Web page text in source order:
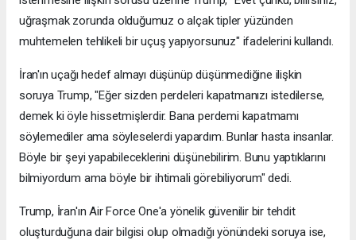
uğraşmak zorunda olduğumuz o alçak tipler yüzünden
muhtemelen tehlikeli bir uçuş yapıyorsunuz" ifadelerini kullandı.
İran'ın uçağı hedef almayı düşünüp düşünmediğine ilişkin
soruya Trump, "Eğer sizden perdeleri kapatmanızı istedilerse,
demek ki öyle hissetmişlerdir. Bana perdemi kapatmamı
söylemediler ama söyleselerdi yapardım. Bunlar hasta insanlar.
Böyle bir şeyi yapabileceklerini düşünebilirim. Bunu yaptıklarını
bilmiyordum ama böyle bir ihtimali görebiliyorum" dedi.
Trump, İran'ın Air Force One'a yönelik güvenilir bir tehdit
oluşturduğuna dair bilgisi olup olmadığı yönündeki soruya ise,